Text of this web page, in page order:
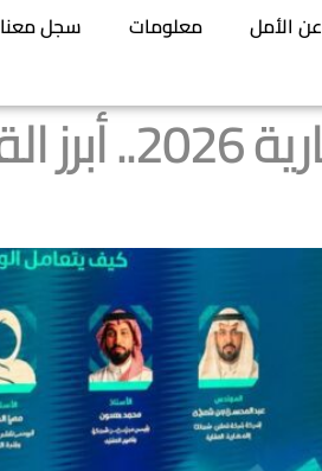
عن الأمل معلومات سجل معنا
ملتقى